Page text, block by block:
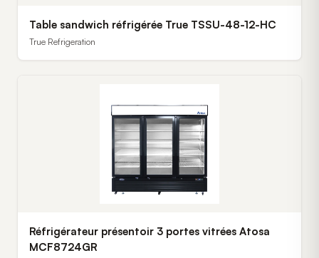
Table sandwich réfrigérée True TSSU-48-12-HC
True Refrigeration
Réfrigérateur présentoir 3 portes vitrées Atosa
MCF8724GR